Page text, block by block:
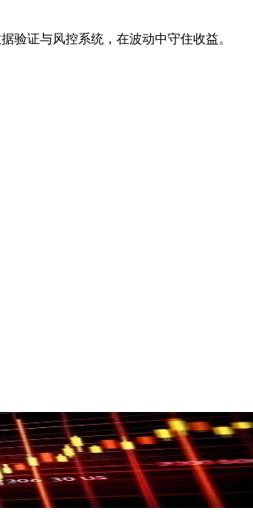
验证与风控系统，在波动中守住收益。